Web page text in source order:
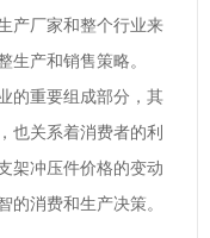
产厂家和整个行业来
生产和销售策略。
的重要组成部分，其
也关系着消费者的利
架冲压件价格的变动
的消费和生产决策。